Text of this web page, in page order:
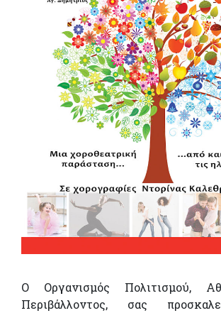
Ο Οργανισμός Πολιτισμού,
Περιβάλλοντος, σας